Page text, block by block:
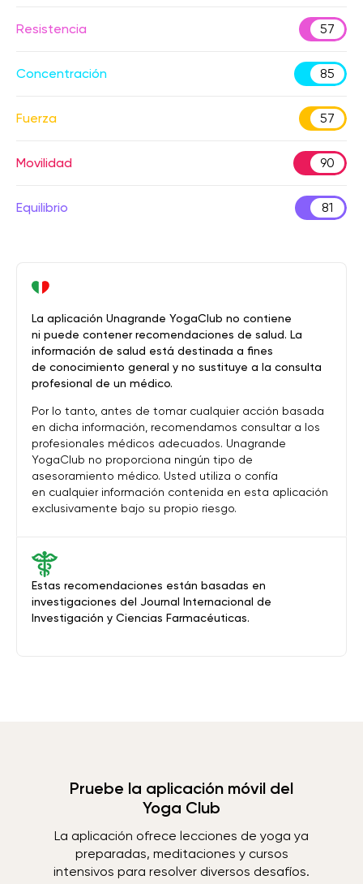
Resistencia 57
Concentración 85
Fuerza 57
Movilidad 90
Equilibrio 81
Estas recomendaciones están basadas en
investigaciones del Journal Internacional de
Investigación y Ciencias Farmacéuticas.
La aplicación Unagrande YogaClub no contiene
ni puede contener recomendaciones de salud. La
información de salud está destinada a fines
de conocimiento general y no sustituye a la consulta
profesional de un médico.
Por lo tanto, antes de tomar cualquier acción basada
en dicha información, recomendamos consultar a los
profesionales médicos adecuados. Unagrande
YogaClub no proporciona ningún tipo de
asesoramiento médico. Usted utiliza o confía
en cualquier información contenida en esta aplicación
exclusivamente bajo su propio riesgo.
Pruebe la aplicación móvil del
Yoga Club
La aplicación ofrece lecciones de yoga ya
preparadas, meditaciones y cursos
intensivos para resolver diversos desafíos.